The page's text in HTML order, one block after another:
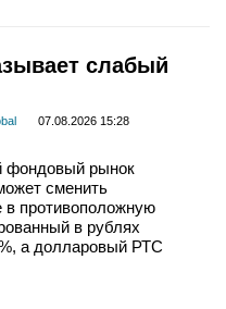
слабый
07.08.2026 15:28
фондовый рынок
сменить
в противоположную
в рублях
а долларовый РТС